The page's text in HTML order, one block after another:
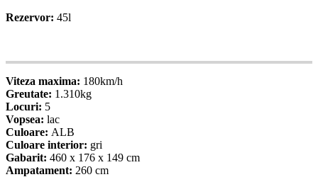
Rezervor: 45l
Viteza maxima: 180km/h
Greutate: 1.310kg
Locuri: 5
Vopsea: lac
Culoare: ALB
Culoare interior: gri
Gabarit: 460 x 176 x 149 cm
Ampatament: 260 cm